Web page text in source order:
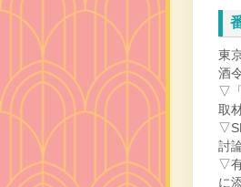
東
酒
▽
取
討
▽
に